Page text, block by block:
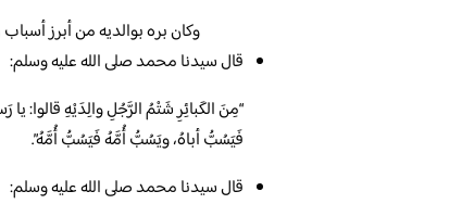
وكان بره بوالديه من أبرز
قال سيدنا محمد صلى الله عليه وسلم:
“مِنَ الكَبائِرِ شَتْمُ الرَّجُلِ والِدَيْهِ قالوا:
فَيَسُبُّ أباهُ، ويَسُبُّ أُمَّهُ فَيَسُبُّ أُمَّهُ”.
قال سيدنا محمد صلى الله عليه وسلم: